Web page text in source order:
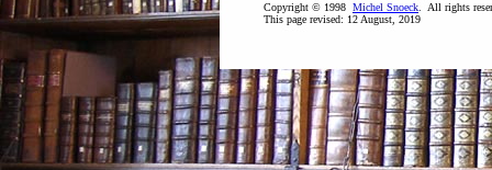
Copyright © 1998 Michel Snoeck . All rights
This page revised: 12 August, 2019